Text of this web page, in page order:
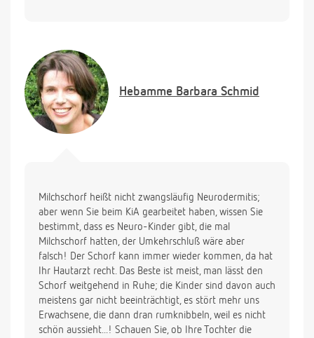
habe ich Angst das es bei meiner Tochter genau so
kommen kann. Heißt Milchschorf immer direkt
Neurodermitis? Ich würde mich freuen, wenn sie mir
eine Antwort geben könnten.
P.S. Der Hautarzt sagte auch, daß der Schorf wieder
Melanie und Luisa
Hebamme Barbara Schmid
Milchschorf heißt nicht zwangsläufig Neurodermitis;
aber wenn Sie beim KiA gearbeitet haben, wissen Sie
bestimmt, dass es Neuro-Kinder gibt, die mal
Milchschorf hatten, der Umkehrschluß wäre aber
falsch! Der Schorf kann immer wieder kommen, da hat
Ihr Hautarzt recht. Das Beste ist meist, man lässt den
Schorf weitgehend in Ruhe; die Kinder sind davon auch
meistens gar nicht beeinträchtigt, es stört mehr uns
Erwachsene, die dann dran rumknibbeln, weil es nicht
schön aussieht...! Schauen Sie, ob Ihre Tochter die